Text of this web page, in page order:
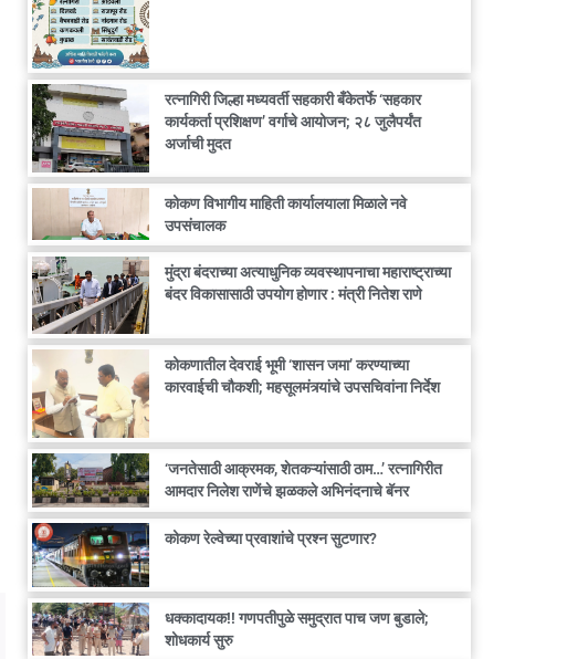
रत्नागिरी जिल्हा मध्यवर्ती सहकारी बँकेतर्फे ‘सहकार
कार्यकर्ता प्रशिक्षण’ वर्गाचे आयोजन; २८ जुलैपर्यंत
अर्जाची मुदत
कोकण विभागीय माहिती कार्यालयाला मिळाले नवे
उपसंचालक
मुंद्रा बंदराच्या अत्याधुनिक व्यवस्थापनाचा महाराष्ट्राच्या
बंदर विकासासाठी उपयोग होणार : मंत्री नितेश राणे
कोकणातील देवराई भूमी ‘शासन जमा’ करण्याच्या
कारवाईची चौकशी; महसूलमंत्र्यांचे उपसचिवांना निर्देश
‘जनतेसाठी आक्रमक, शेतकऱ्यांसाठी ठाम…’ रत्नागिरीत
आमदार निलेश राणेंचे झळकले अभिनंदनाचे बॅनर
कोकण रेल्वेच्या प्रवाशांचे प्रश्न सुटणार?
धक्कादायक!! गणपतीपुळे समुद्रात पाच जण बुडाले;
शोधकार्य सुरु